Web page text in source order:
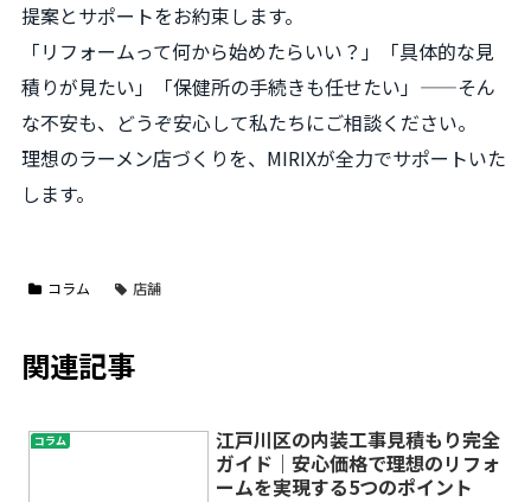
提案とサポートをお約束します。
「リフォームって何から始めたらいい？」「具体的な見
積りが見たい」「保健所の手続きも任せたい」——そん
な不安も、どうぞ安心して私たちにご相談ください。
理想のラーメン店づくりを、MIRIXが全力でサポートいた
します。
コラム 店舗
関連記事
コラム
江戸川区の内装工事見積もり完全
ガイド｜安心価格で理想のリフォ
ームを実現する5つのポイント